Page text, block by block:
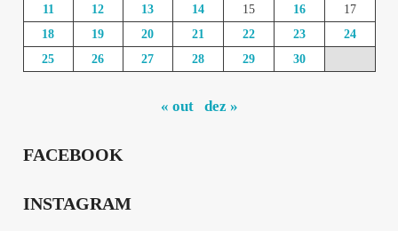
11
12 13 14 15 16
17
18
19 20 21 22 23
24
25
26 27 28 29 30
« out dez »
FACEBOOK
INSTAGRAM